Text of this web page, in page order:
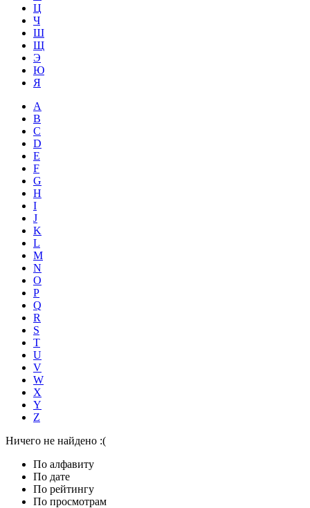
Ц
Ч
Ш
Щ
Э
Ю
Я
A
B
C
D
E
F
G
H
I
J
K
L
M
N
O
P
Q
R
S
T
U
V
W
X
Y
Z
Ничего не найдено :(
По алфавиту
По дате
По рейтингу
По просмотрам